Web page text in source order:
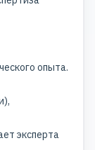
опыта.
эксперта